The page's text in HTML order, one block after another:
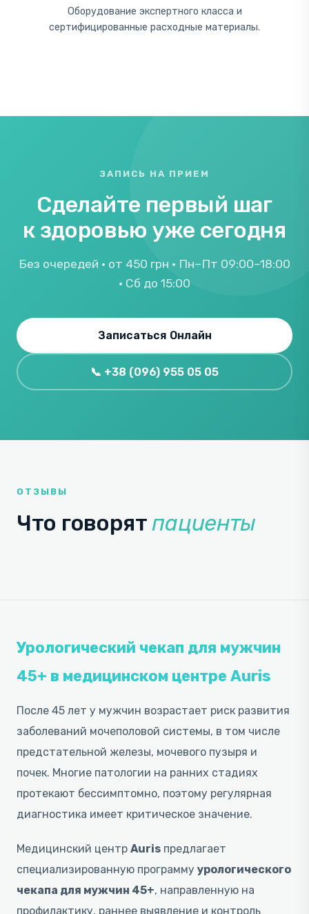
Оборудование экспертного класса и
сертифицированные расходные материалы.
ЗАПИСЬ НА ПРИЕМ
Сделайте первый шаг
к здоровью уже сегодня
Без очередей · от 450 грн · Пн–Пт 09:00–18:00
· Сб до 15:00
Записаться Онлайн
📞 +38 (096) 955 05 05
ОТЗЫВЫ
Что говорятпациенты
Урологический чекап для мужчин
45+ в медицинском центре Auris
После 45 лет у мужчин возрастает риск развития
заболеваний мочеполовой системы, в том числе
предстательной железы, мочевого пузыря и
почек. Многие патологии на ранних стадиях
протекают бессимптомно, поэтому регулярная
диагностика имеет критическое значение.
Медицинский центр Auris предлагает
специализированную программу урологического
чекапа для мужчин 45+, направленную на
профилактику, раннее выявление и контроль